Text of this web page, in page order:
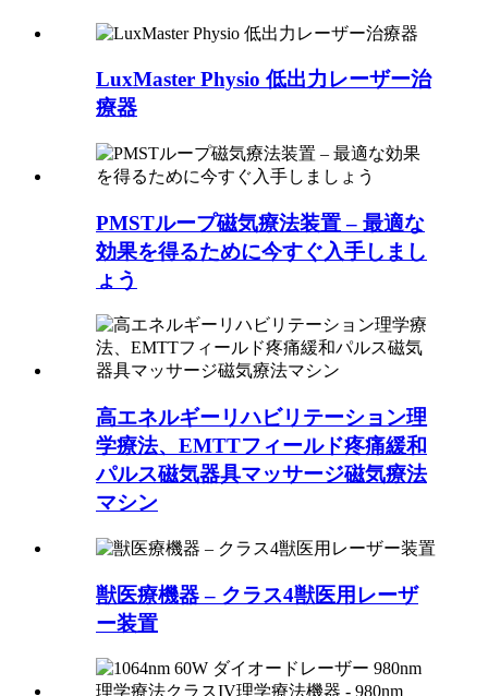
LuxMaster Physio 低出力レーザー治
療器
PMSTループ磁気療法装置 – 最適な
効果を得るために今すぐ入手しまし
ょう
高エネルギーリハビリテーション理
学療法、EMTTフィールド疼痛緩和
パルス磁気器具マッサージ磁気療法
マシン
獣医療機器 – クラス4獣医用レーザ
ー装置